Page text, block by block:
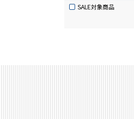
SALE対象商品